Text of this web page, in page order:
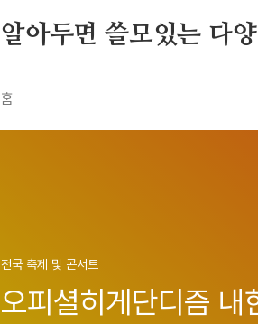
알아두면 쓸모있는 다
홈
전국 축제 및 콘서트
오피셜히게단디즘